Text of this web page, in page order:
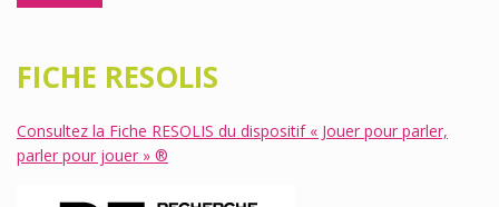
FICHE RESOLIS
Consultez la Fiche RESOLIS du dispositif « Jouer pour parler,
parler pour jouer » ®